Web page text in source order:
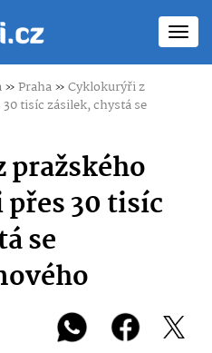
»Praha»Cyklokurýři z
tisíc zásilek, chystá se
30 tisíc
se